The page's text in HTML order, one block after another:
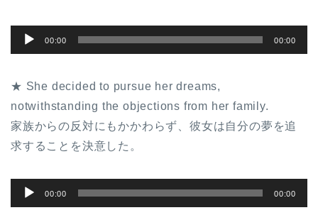
声
レ
ー
ヤ
ー
00:00 00:00
★ She decided to pursue her dreams,
notwithstanding the objections from her family.
家族からの反対にもかかわらず、彼女は自分の夢を追
求することを決意した。
声
00:00 00:00